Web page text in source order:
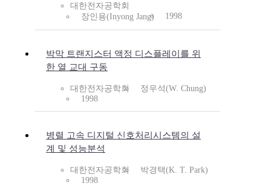
대한전자공학회
장인용(Inyong Jang)
1998
박막 트랜지스터 액정 디스플레이를 위
한 열 교대 구동
대한전자공학회
정우석(W. Chung)
1998
병렬 고속 디지털 신호처리시스템의 설
계 및 성능분석
대한전자공학회
박경택(K. T. Park)
1998